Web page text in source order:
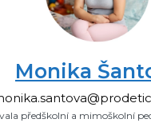
Monika
předškolní a mimoškolní